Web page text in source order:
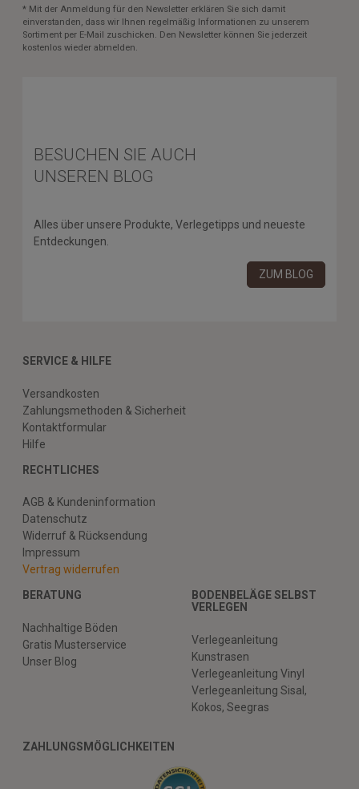
* Mit der Anmeldung für den Newsletter erklären Sie sich damit
einverstanden, dass wir Ihnen regelmäßig Informationen zu unserem
Sortiment per E-Mail zuschicken. Den Newsletter können Sie jederzeit
kostenlos wieder abmelden.
BESUCHEN SIE AUCH
UNSEREN BLOG
Alles über unsere Produkte, Verlegetipps und neueste
Entdeckungen.
ZUM BLOG
SERVICE & HILFE
Versandkosten
Zahlungsmethoden & Sicherheit
Kontaktformular
Hilfe
RECHTLICHES
AGB & Kundeninformation
Datenschutz
Widerruf & Rücksendung
Impressum
Vertrag widerrufen
BERATUNG
Nachhaltige Böden
Gratis Musterservice
Unser Blog
BODENBELÄGE SELBST
VERLEGEN
Verlegeanleitung
Kunstrasen
Verlegeanleitung Vinyl
Verlegeanleitung Sisal,
Kokos, Seegras
ZAHLUNGSMÖGLICHKEITEN